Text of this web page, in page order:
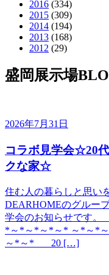
2016 (334)
2015 (309)
2014 (194)
2013 (168)
2012 (29)
盛岡展示場
2026年7月31日
コラボ見学会☆20
クな家☆
住む人の暮らしと思い
DEARHOMEのグルー
学会のお知らせです
*～*～*～*～* ～*～*
～*～* 20 […]